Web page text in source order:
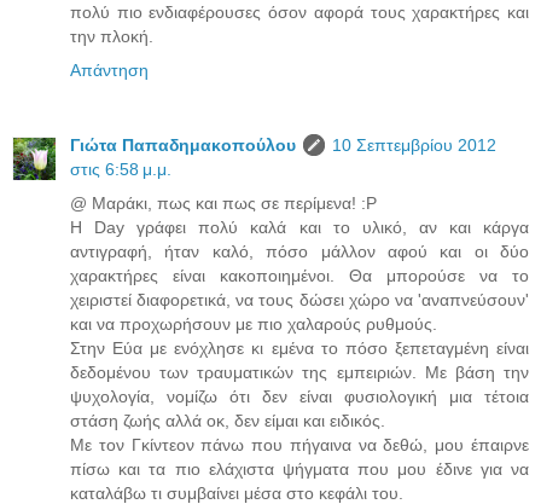
πολύ πιο ενδιαφέρουσες όσον αφορά τους χαρακτήρες και
την πλοκή.
Απάντηση
Γιώτα Παπαδημακοπούλου
10 Σεπτεμβρίου 2012
στις 6:58 μ.μ.
@ Μαράκι, πως και πως σε περίμενα! :P
Η Day γράφει πολύ καλά και το υλικό, αν και κάργα
αντιγραφή, ήταν καλό, πόσο μάλλον αφού και οι δύο
χαρακτήρες είναι κακοποιημένοι. Θα μπορούσε να το
χειριστεί διαφορετικά, να τους δώσει χώρο να 'αναπνεύσουν'
και να προχωρήσουν με πιο χαλαρούς ρυθμούς.
Στην Εύα με ενόχλησε κι εμένα το πόσο ξεπεταγμένη είναι
δεδομένου των τραυματικών της εμπειριών. Με βάση την
ψυχολογία, νομίζω ότι δεν είναι φυσιολογική μια τέτοια
στάση ζωής αλλά οκ, δεν είμαι και ειδικός.
Με τον Γκίντεον πάνω που πήγαινα να δεθώ, μου έπαιρνε
πίσω και τα πιο ελάχιστα ψήγματα που μου έδινε για να
καταλάβω τι συμβαίνει μέσα στο κεφάλι του.